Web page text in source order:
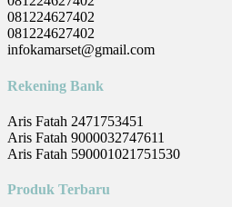
081224627402
081224627402
infokamarset@gmail.com
Rekening Bank
Aris Fatah 2471753451
Aris Fatah 9000032747611
Aris Fatah 590001021751530
Produk Terbaru